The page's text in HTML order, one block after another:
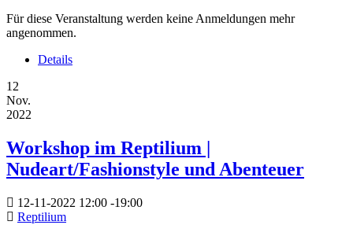
Für diese Veranstaltung werden keine Anmeldungen mehr
angenommen.
Details
12
Nov.
2022
Workshop im Reptilium |
Nudeart/Fashionstyle und Abenteuer
12-11-2022 12:00 -19:00
Reptilium